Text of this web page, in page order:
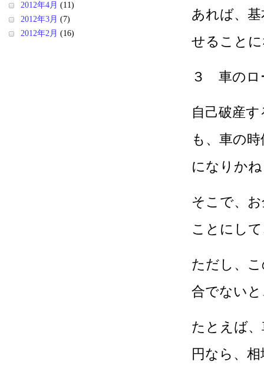
あれば、
せること
３ 車のロ
自己破産
も、車の
になりか
そこで、
ことにし
ただし、
合でない
たとえば
円なら、
2012年4月 (11)
2012年3月 (7)
2012年2月 (16)